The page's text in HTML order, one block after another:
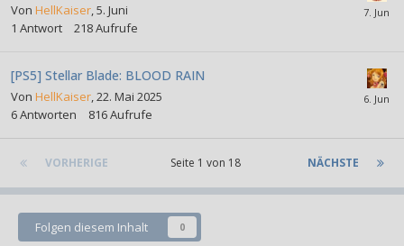
Von HellKaiser 5. Juni
1 Antwort 218Aufrufe
[PS5] Stellar Blade: BLOOD RAIN
Von HellKaiser 22. Mai 2025
6Antworten 816Aufrufe
VORHERIGE NÄCHSTE
Seite 1 von 18
Folgen diesem Inhalt 0